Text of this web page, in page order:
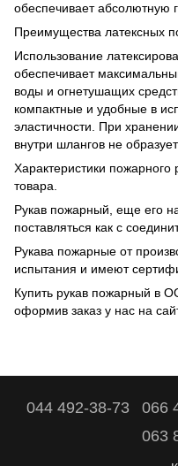
обеспечивает абсолютную
Преимущества латексных
Использование
обеспечивает
воды и огнетушащих
компактные и удобные в
эластичности. При
внутри шлангов не
Характеристики
товара.
Рукав пожарный, еще его
поставляться как с
Рукава пожарные от
испытания и имеют
Купить рукав пожарный в
оформив заказ у нас на
044 492-38-73 066
063